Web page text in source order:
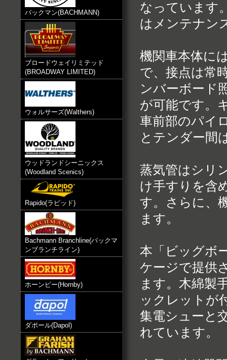
バックマン(BACHMANN)
ブロードウェイリミテッド
(BROADWAY LIMITED)
ウォルサーズ(Walthers)
ウッドランドシーニックス
(Woodland Scenics)
Rapido(ラピッド)
Bachmann Branchline(バックマ
ンブランチライン)
ホーンビー(Hornby)
ダポール(Dapol)
なっています
はメンテナン
機関車本体に
で、接点は常
ンバーボード
が可能です。
車前部のパイ
とテンダー間
蒸気管はシリ
け手すりを含
す。さらに、
ます。
本「ビッグボ
ケージで提供
ます。木綿製
ックレットが
集電シューと
れています。